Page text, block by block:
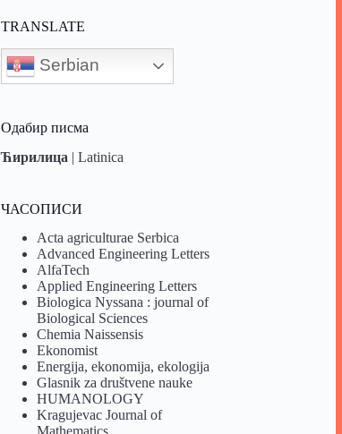
TRANSLATE
Serbian
Одабир писма
Ћирилица |Latinica
ЧАСОПИСИ
Acta agriculturae Serbica
Advanced Engineering Letters
AlfaTech
Applied Engineering Letters
Biologica Nyssana : journal of
Biological Sciences
Chemia Naissensis
Ekonomist
Energija, ekonomija, ekologija
Glasnik za društvene nauke
HUMANOLOGY
Kragujevac Journal of